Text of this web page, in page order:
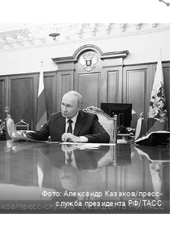
Фото: Александр Казаков/пресс-
служба президента РФ/ТАСС